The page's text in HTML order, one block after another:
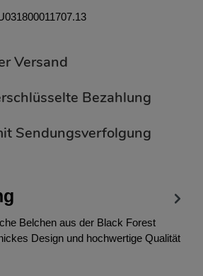
Versand
Bezahlung
Sendungsverfolgung
Belchen aus der Black Forest
Design und hochwertige Qualität